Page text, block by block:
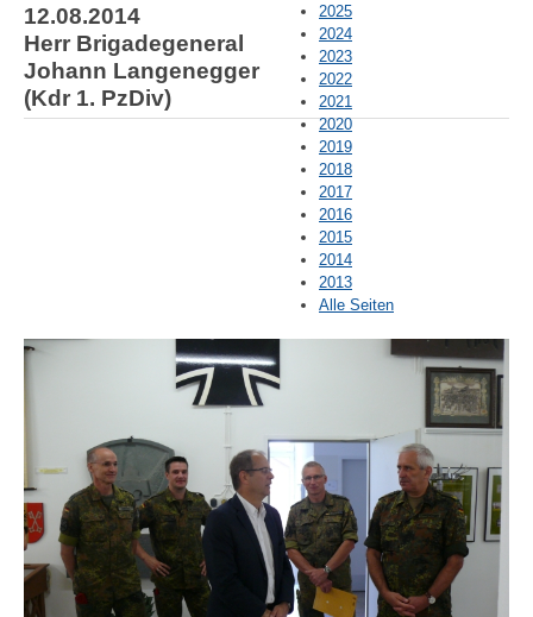
2025
2024
2023
2022
2021
2020
2019
2018
2017
2016
2015
2014
2013
Alle Seiten
12.08.2014
Herr Brigadegeneral
Johann Langenegger
(Kdr 1. PzDiv)